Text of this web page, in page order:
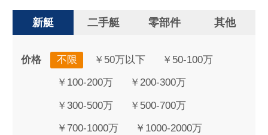
新艇 二手艇 零部件 其他
价格 不限 ￥50万以下 ￥50-100万
￥100-200万 ￥200-300万
￥300-500万 ￥500-700万
￥700-1000万 ￥1000-2000万